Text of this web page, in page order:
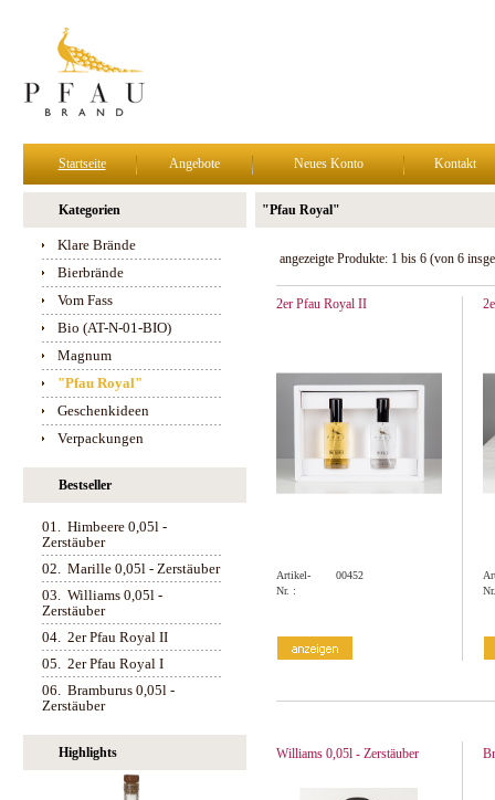
Startseite Angebote Neues Konto Kontakt
Kategorien
Klare Brände
Bierbrände
Vom Fass
Bio (AT-N-01-BIO)
Magnum
"Pfau Royal"
Geschenkideen
Verpackungen
Bestseller
01. Himbeere 0,05l -
Zerstäuber
02. Marille 0,05l - Zerstäuber
03. Williams 0,05l -
Zerstäuber
04. 2er Pfau Royal II
05. 2er Pfau Royal I
06. Bramburus 0,05l -
Zerstäuber
Highlights
"Pfau Royal"
angezeigte Produkte: 1 bis 6 (von 6
2er Pfau Royal II
Artikel-
Nr. :
00452
Williams 0,05l - Zerstäuber